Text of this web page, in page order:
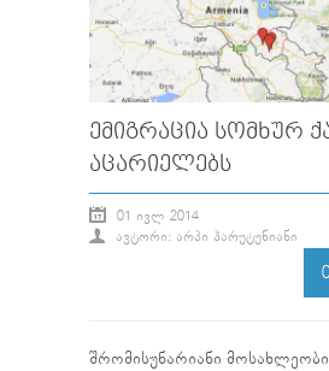
ᲔᲛᲘᲒᲠᲐᲪᲘᲐ ᲡᲝᲛᲮᲣᲠ
ᲐᲪᲐᲠᲘᲔᲚᲔᲑᲡ
01 ᲘᲕᲚ 2014
ᲐᲕᲢᲝᲠᲘ: ᲐᲠᲞᲘ ᲰᲐᲠᲣᲢᲣᲜᲘᲐᲜᲘ
შრომისუნარიანი